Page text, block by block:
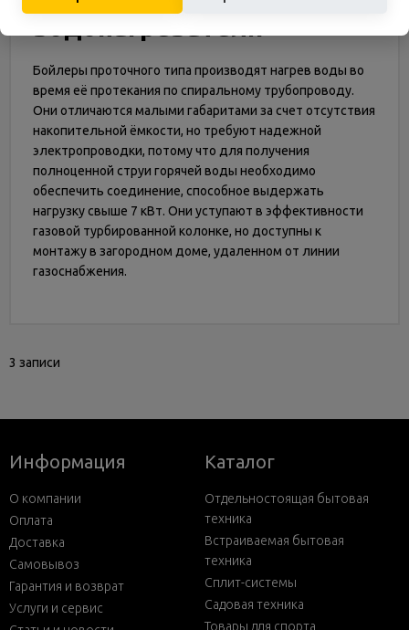
Бойлеры проточного типа производят нагрев воды во
время её протекания по спиральному трубопроводу.
Они отличаются малыми габаритами за счет отсутствия
накопительной ёмкости, но требуют надежной
электропроводки, потому что для получения
полноценной струи горячей воды необходимо
обеспечить соединение, способное выдержать
нагрузку свыше 7 кВт. Они уступают в эффективности
газовой турбированной колонке, но доступны к
монтажу в загородном доме, удаленном от линии
газоснабжения.
3 записи
Информация
О компании
Оплата
Доставка
Самовывоз
Гарантия и возврат
Услуги и сервис
Каталог
Отдельностоящая бытовая
техника
Встраиваемая бытовая
техника
Сплит-системы
Садовая техника
Товары для спорта